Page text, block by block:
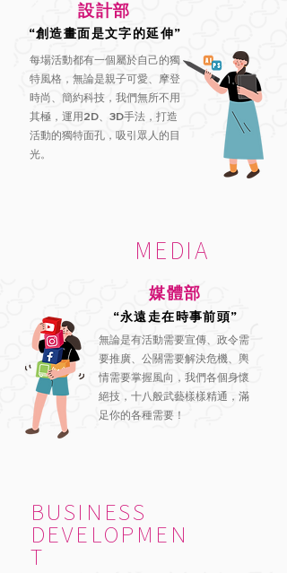
設計部
“創造畫面是文字的延伸”
每場活動都有一個屬於自己的獨
特風格，無論是親子可愛、摩登
時尚、簡約科技，我們無所不用
其極，運用2D、3D手法，打造
活動的獨特面孔，吸引眾人的目
光。
MEDIA
媒體部
“永遠走在時事前頭”
無論是有活動需要宣傳、政令需
要推廣、公關需要解決危機、輿
情需要掌握風向，我們各個身懷
絕技，十八般武藝樣樣精通，滿
足你的各種需要！
BUSINESS
DEVELOPMEN
T